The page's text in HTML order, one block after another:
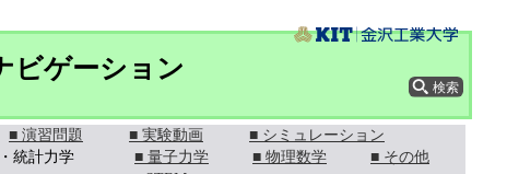
ビゲーション
■ 演習問題 ■ 実験動画
■ シミュレーション
統計力学 ■ 量子力学 ■ 物理数学
■ その他